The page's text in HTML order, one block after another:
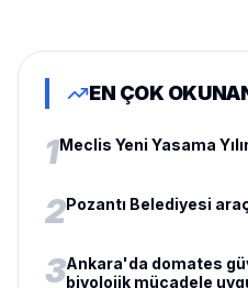
EN ÇOK
1Meclis Yeni Yasama
2Pozantı Belediyesi
3Ankara'da domates
biyolojik mücadele